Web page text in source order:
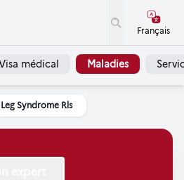
Français
médical Maladies
Leg Syndrome Rls